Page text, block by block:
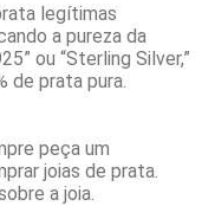
legítimas
a pureza da
ou “Sterling Silver,”
de prata pura.
peça um
joias de prata.
a joia.